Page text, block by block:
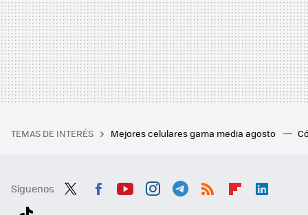
TEMAS DE INTERÉS Mejores celulares gama media agosto
Síguenos